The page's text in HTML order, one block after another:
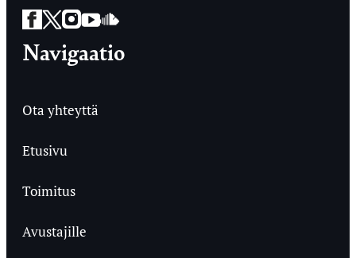
Facebook
Twitter
Instagram
YouTube
SoundCloud
Navigaatio
Ota yhteyttä
Etusivu
Toimitus
Avustajille